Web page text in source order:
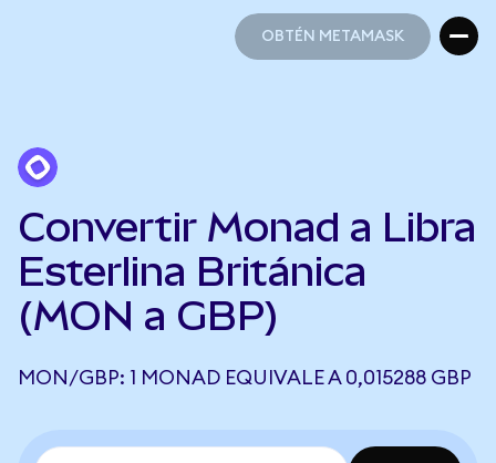
OBTÉN METAMASK
Convertir Monad a Libra
Esterlina Británica
(MON a GBP)
MON/GBP: 1 MONAD EQUIVALE A 0,015288 GBP